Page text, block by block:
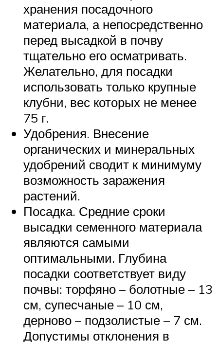
хранения посадочного
материала, а непосредственно
перед высадкой в почву
тщательно его осматривать.
Желательно, для посадки
использовать только крупные
клубни, вес которых не менее
75 г.
Удобрения. Внесение
органических и минеральных
удобрений сводит к минимуму
возможность заражения
растений.
Посадка. Средние сроки
высадки семенного материала
являются самыми
оптимальными. Глубина
посадки соответствует виду
почвы: торфяно – болотные – 13
см, супесчаные – 10 см,
дерново – подзолистые – 7 см.
Допустимы отклонения в